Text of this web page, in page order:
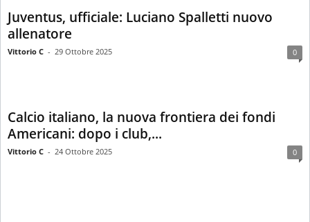
Juventus, ufficiale: Luciano Spalletti nuovo
allenatore
Vittorio C - 29 Ottobre 2025 0
Calcio italiano, la nuova frontiera dei fondi
Americani: dopo i club,...
Vittorio C - 24 Ottobre 2025 0